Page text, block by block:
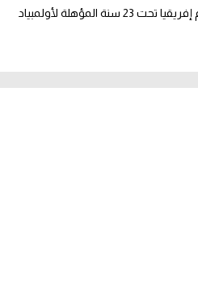
مصر تتقدم بطلب لاستضافة أمم إفريقيا تحت 23 سنة المؤهلة لأولمبياد